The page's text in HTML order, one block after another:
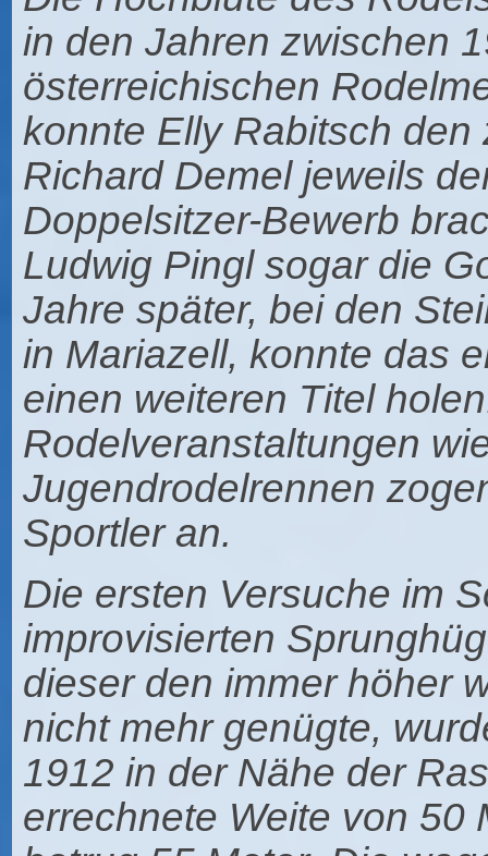
in den Jahren zwischen
österreichischen
konnte Elly Rabitsch
Richard Demel jeweils
Doppelsitzer-Bewerb
Ludwig Pingl sogar die
Jahre später, bei den
in Mariazell, konnte das
einen weiteren Titel
Rodelveranstaltungen
Jugendrodelrennen
Sportler an.
Die ersten Versuche im
improvisierten
dieser den immer höher
nicht mehr genügte,
1912 in der Nähe der
errechnete Weite von 50